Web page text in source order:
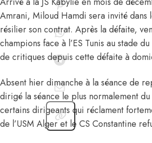
Amrani, Miloud Hamdi sera invité
résilier son contrat. Après la défaite,
champions face à l’ES Tunis au stade
de critiques depuis cette défaite à
Absent hier dimanche à la séance de
dirigé la séance le plus normalement
certains dirigeants qui réclament
de l’USM Alger et le CS Constantine